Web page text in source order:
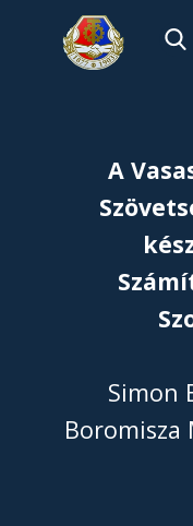
A
Simon